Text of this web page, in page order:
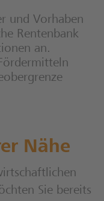
und Vorhaben
Rentenbank
an.
Nähe
Sie bereits